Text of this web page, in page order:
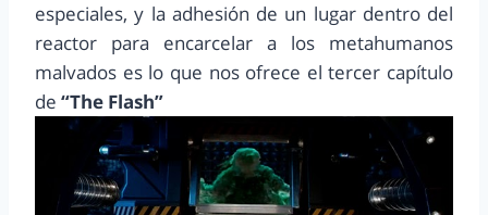
especiales, y la adhesión de un lugar dentro del
reactor para encarcelar a los metahumanos
malvados es lo que nos ofrece el tercer capítulo
de “The Flash”